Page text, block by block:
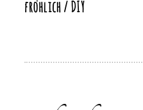
fröhlich / DIY